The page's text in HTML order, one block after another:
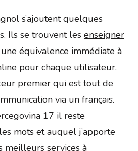
s’ajoutent quelques
Ils se trouvent les enseigner
équivalence immédiate à
pour chaque utilisateur.
premier qui est tout de
via un français.
17 il reste
mots et auquel j’apporte
meilleurs services à